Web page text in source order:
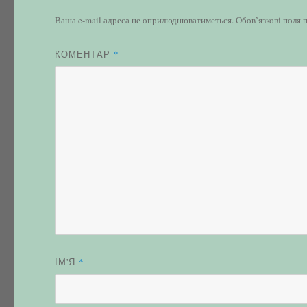
Ваша e-mail адреса не оприлюднюватиметься. Обов’язкові поля
КОМЕНТАР *
ІМ'Я *